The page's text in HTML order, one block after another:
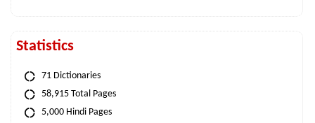
Statistics
71 Dictionaries
58,915 Total Pages
5,000 Hindi Pages